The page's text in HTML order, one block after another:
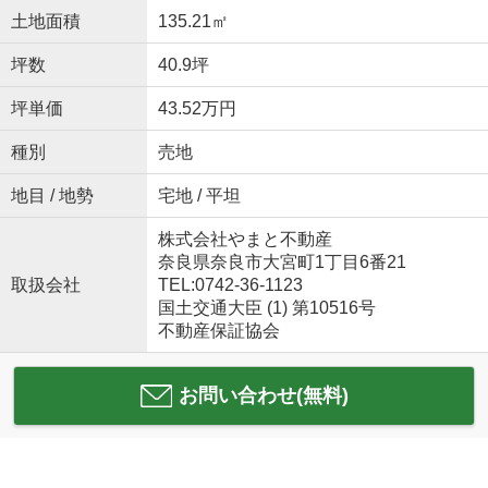
土地面積 135.21㎡
坪数 40.9坪
坪単価 43.52万円
種別 売地
地目 / 地勢 宅地 / 平坦
取扱会社
株式会社やまと不動産
奈良県奈良市大宮町1丁目6番21
TEL:0742-36-1123
国土交通大臣 (1) 第10516号
不動産保証協会
お問い合わせ(無料)